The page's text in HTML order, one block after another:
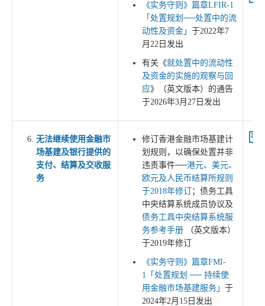
《实务守则》篇章LFIR-1
「处置规划──处置中的流
动性及资金」 于2022年7
月22日发出
有关《就处置中的流动性
及资金的实施的观察与回
应》（英文版本）的通告
于2026年3月27日发出
无法继续使用金融市
场基建及银行提供的
支付、结算及交收服
务
修订香港金融市场基建计
划规则，以确保处置并非
违责事件──港元、美元、
欧元及人民币结算所规则
于2018年修订 ；债务工具
中央结算系统成员协议及
债务工具中央结算系统服
务参考手册 （英文版本）
于2019年修订
《实务守则》篇章FMI-
1「处置规划 ── 持续使
用金融市场基建服务」 于
2024年2月15日发出